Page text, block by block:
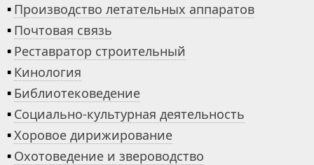
▪ Производство летательных аппаратов
▪ Почтовая связь
▪ Реставратор строительный
▪ Кинология
▪ Библиотековедение
▪ Социально-культурная деятельность
▪Хоровое дирижирование
▪ Охотоведение и звероводство